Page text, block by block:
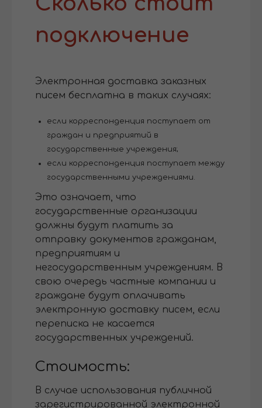
подключение
Электронная доставка заказных
писем бесплатна в таких случаях:
если корреспонденция поступает от
граждан и предприятий в
государственные учреждения;
если корреспонденция поступает между
государственными учреждениями.
Это означает, что
государственные организации
должны будут платить за
отправку документов гражданам,
предприятиям и
негосударственным учреждениям. В
свою очередь частные компании и
граждане будут оплачивать
электронную доставку писем, если
переписка не касается
государственных учреждений.
Стоимость:
В случае использования публичной
зарегистрированной электронной